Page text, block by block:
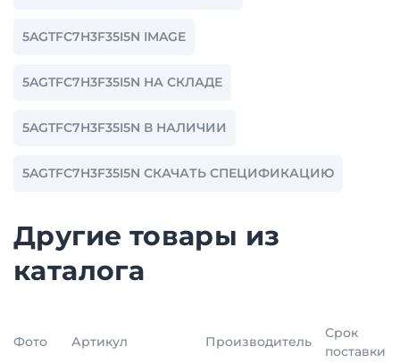
5AGTFC7H3F35I5N IMAGE
5AGTFC7H3F35I5N НА СКЛАДЕ
5AGTFC7H3F35I5N В НАЛИЧИИ
5AGTFC7H3F35I5N СКАЧАТЬ СПЕЦИФИКАЦИЮ
Другие товары из
каталога
Фото Артикул Производитель
Срок
поставки